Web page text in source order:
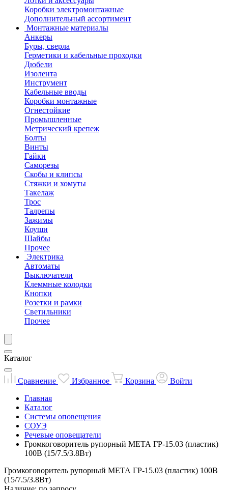
Коробки электромонтажные
Дополнительный ассортимент
Монтажные материалы
Анкеры
Буры, сверла
Герметики и кабельные проходки
Дюбели
Изолента
Инструмент
Кабельные вводы
Коробки монтажные
Огнестойкие
Промышленные
Метрический крепеж
Болты
Винты
Гайки
Саморезы
Скобы и клипсы
Стяжки и хомуты
Такелаж
Трос
Талрепы
Зажимы
Коуши
Шайбы
Прочее
Электрика
Автоматы
Выключатели
Клеммные колодки
Кнопки
Розетки и рамки
Светильники
Прочее
Каталог
Сравнение Избранное Корзина
Войти
Главная
Каталог
Системы оповещения
СОУЭ
Речевые оповещатели
Громкоговоритель рупорный МЕТА ГР-15.03 (пластик)
100В (15/7.5/3.8Вт)
Громкоговоритель рупорный МЕТА ГР-15.03 (пластик) 100В
(15/7.5/3.8Вт)